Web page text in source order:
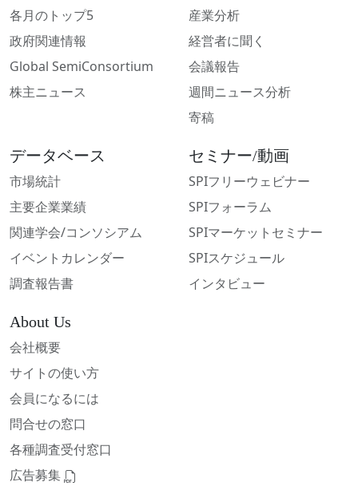
各月のトップ5
政府関連情報
Global SemiConsortium
株主ニュース
産業分析
経営者に聞く
会議報告
週間ニュース分析
寄稿
データベース
市場統計
主要企業業績
関連学会/コンソシアム
イベントカレンダー
調査報告書
セミナー/動画
SPIフリーウェビナー
SPIフォーラム
SPIマーケットセミナー
SPIスケジュール
インタビュー
About Us
会社概要
サイトの使い方
会員になるには
問合せの窓口
各種調査受付窓口
広告募集